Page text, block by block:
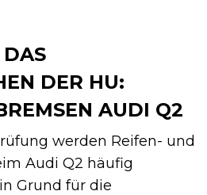
DER HU:
AUDI Q2
werden Reifen- und
Audi Q2 häufig
Grund für die